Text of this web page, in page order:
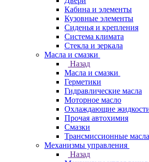
Кабина и элементы
Кузовные элементы
Сиденья и крепления
Система климата
Стекла и зеркала
Масла и смазки
Назад
Масла и смазки
Герметики
Гидравлические масла
Моторное масло
Охлаждающие
Прочая автохимия
Смазки
Трансмиссионные масла
Механизмы управления
Назад